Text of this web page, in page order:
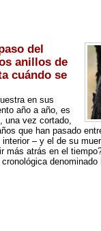
del
anillos de
cuándo se
en sus
año a año, es
una vez cortado,
que han pasado
– y el de su
más atrás en el
denominado